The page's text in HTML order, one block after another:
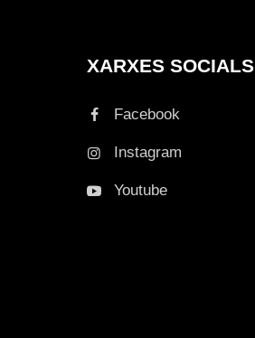
XARXES SOCIALS
Facebook
Instagram
Youtube